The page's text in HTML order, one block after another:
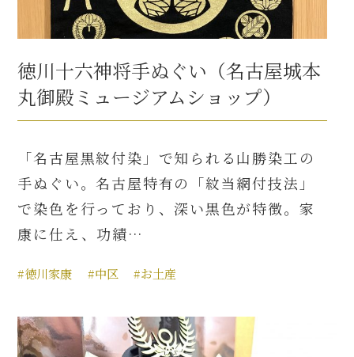
徳川十六神将手ぬぐい（名古屋城本
丸御殿ミュージアムショップ）
「名古屋黒紋付染」で知られる山勝染工の
手ぬぐい。名古屋特有の「紋当網付技法」
で染色を行っており、深い黒色が特徴。家
康に仕え、功績…
#徳川家康 #中区 #お土産